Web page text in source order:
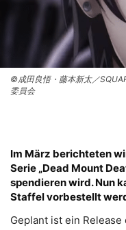
©成田良悟・藤本新太／
委員会
Im März berichteten
Serie „Dead Mount
spendieren wird. Nun
Staffel vorbestellt
Geplant ist ein